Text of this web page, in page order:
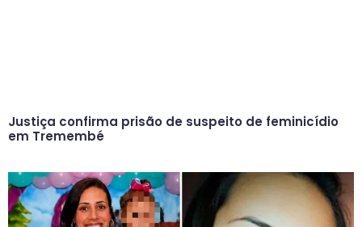
Justiça confirma prisão de suspeito de feminicídio
em Tremembé